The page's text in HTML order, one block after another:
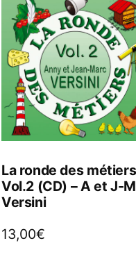
La ronde des
Vol.2 (CD) – A et J-M
Versini
13,00€